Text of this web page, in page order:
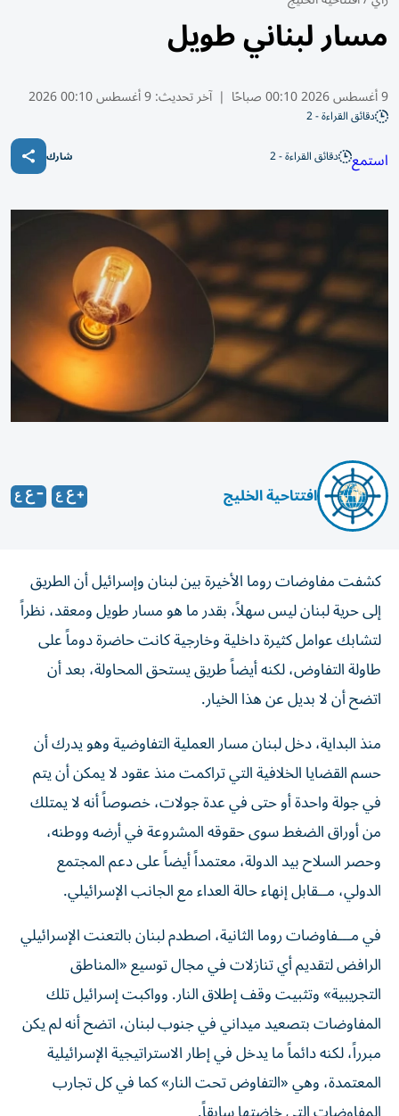
مسار لبناني طويل
9 أغسطس 2026 00:10 صباحًا | آخر تحديث:9 أغسطس 00:10 2026
دقائق القراءة - 2
استمع دقائق القراءة - 2 شارك
افتتاحية الخليج
كشفت مفاوضات روما الأخيرة بين لبنان وإسرائيل أن الطريق
إلى حرية لبنان ليس سهلاً، بقدر ما هو مسار طويل ومعقد، نظراً
لتشابك عوامل كثيرة داخلية وخارجية كانت حاضرة دوماً على
طاولة التفاوض، لكنه أيضاً طريق يستحق المحاولة، بعد أن
اتضح أن لا بديل عن هذا الخيار.
منذ البداية، دخل لبنان مسار العملية التفاوضية وهو يدرك أن
حسم القضايا الخلافية التي تراكمت منذ عقود لا يمكن أن يتم
في جولة واحدة أو حتى في عدة جولات، خصوصاً أنه لا يمتلك
من أوراق الضغط سوى حقوقه المشروعة في أرضه ووطنه،
وحصر السلاح بيد الدولة، معتمداً أيضاً على دعم المجتمع
الدولي، مــقابل إنهاء حالة العداء مع الجانب الإسرائيلي.
في مـــفاوضات روما الثانية، اصطدم لبنان بالتعنت الإسرائيلي
الرافض لتقديم أي تنازلات في مجال توسيع «المناطق
التجريبية» وتثبيت وقف إطلاق النار. وواكبت إسرائيل تلك
المفاوضات بتصعيد ميداني في جنوب لبنان، اتضح أنه لم يكن
مبرراً، لكنه دائماً ما يدخل في إطار الاستراتيجية الإسرائيلية
المعتمدة، وهي «التفاوض تحت النار» كما في كل تجارب